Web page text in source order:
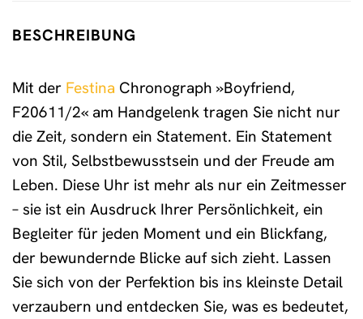
BESCHREIBUNG
Mit der Festina Chronograph »Boyfriend,
F20611/2« am Handgelenk tragen Sie nicht nur
die Zeit, sondern ein Statement. Ein Statement
von Stil, Selbstbewusstsein und der Freude am
Leben. Diese Uhr ist mehr als nur ein Zeitmesser
– sie ist ein Ausdruck Ihrer Persönlichkeit, ein
Begleiter für jeden Moment und ein Blickfang,
der bewundernde Blicke auf sich zieht. Lassen
Sie sich von der Perfektion bis ins kleinste Detail
verzaubern und entdecken Sie, was es bedeutet,